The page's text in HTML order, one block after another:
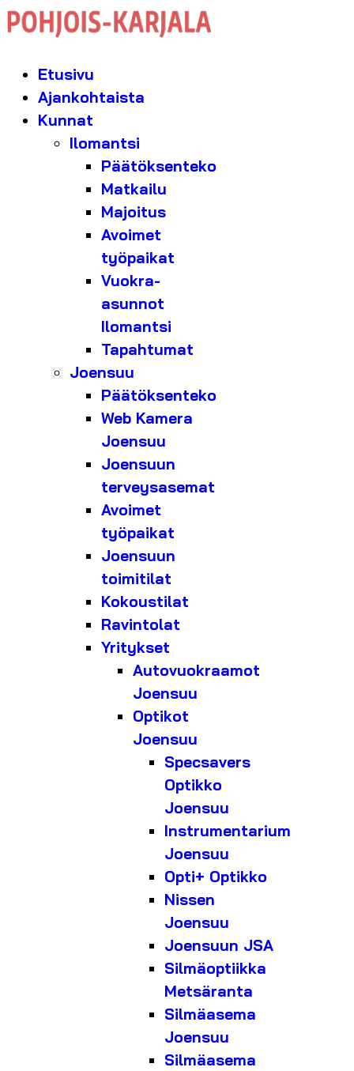
Etusivu
Ajankohtaista
Kunnat
Ilomantsi
Päätöksenteko
Matkailu
Majoitus
Avoimet
työpaikat
Vuokra-
asunnot
Ilomantsi
Tapahtumat
Joensuu
Päätöksenteko
Web Kamera
Joensuu
Joensuun
terveysasemat
Avoimet
työpaikat
Joensuun
toimitilat
Kokoustilat
Ravintolat
Yritykset
Autovuokraamot
Joensuu
Optikot
Joensuu
Specsavers
Optikko
Joensuu
Instrumentarium
Joensuu
Opti+ Optikko
Nissen
Joensuu
Joensuun JSA
Silmäoptiikka
Metsäranta
Silmäasema
Joensuu
Silmäasema